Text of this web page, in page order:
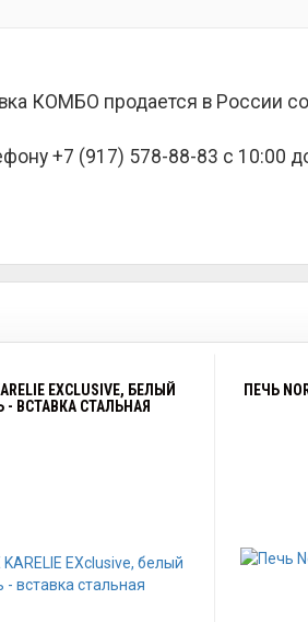
КОМБО продается в России
+7 (917) 578-88-83 с 10:00
EXCLUSIVE, БЕЛЫЙ
- ВСТАВКА СТАЛЬНАЯ
ПЕЧЬ